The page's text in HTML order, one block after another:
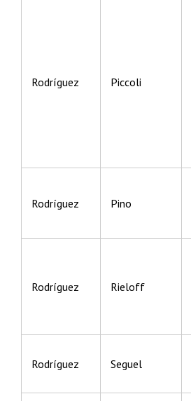
Rodríguez Piccoli
Rodríguez Pino
Rodríguez Rieloff
Rodríguez Seguel